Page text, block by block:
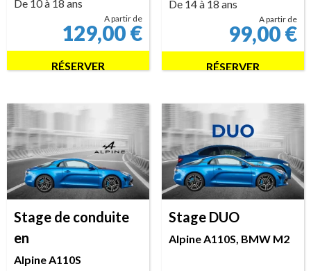
De 10 à 18 ans
A partir de
129,00€
RÉSERVER
De 14 à 18 ans
A partir de
99,00€
RÉSERVER
Stage de conduite
en
Alpine A110S
Stage DUO
Alpine A110S, BMW M2